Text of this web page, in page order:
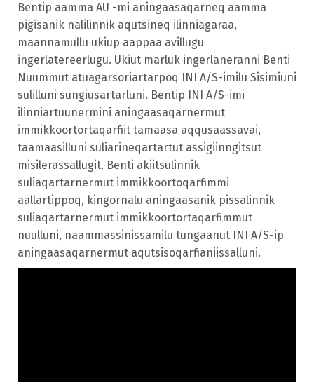
Bentip aamma AU -mi aningaasaqarneq aamma
pigisanik nalilinnik aqutsineq ilinniagaraa,
maannamullu ukiup aappaa avillugu
ingerlatereerlugu. Ukiut marluk ingerlaneranni Benti
Nuummut atuagarsoriartarpoq INI A/S-imilu Sisimiuni
sulilluni sungiusartarluni. Bentip INI A/S-imi
ilinniartuunermini aningaasaqarnermut
immikkoortortaqarfiit tamaasa aqqusaassavai,
taamaasilluni suliarineqartartut assigiinngitsut
misilerassallugit. Benti akiitsulinnik
suliaqartarnermut immikkoortoqarfimmi
aallartippoq, kingornalu aningaasanik pissalinnik
suliaqartarnermut immikkoortortaqarfimmut
nuulluni, naammassinissamilu tungaanut INI A/S-ip
aningaasaqarnermut aqutsisoqarfianiissalluni.